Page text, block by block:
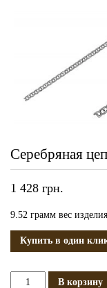
Серебряная
1 428 грн.
9.52 грамм вес
Купить в один
КоличествоВ корзину